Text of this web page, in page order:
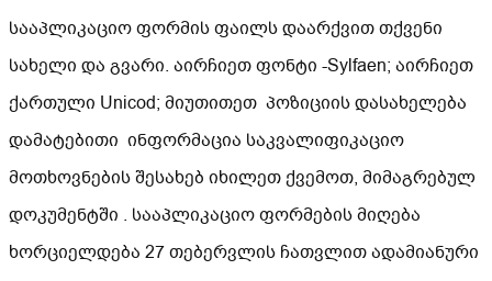
სააპლიკაციო ფორმის ფაილს დაარქვით თქვენი
სახელი და გვარი. აირჩიეთ ფონტი -Sylfaen; აირჩიეთ
ქართული Unicod; მიუთითეთ პოზიციის დასახელება
დამატებითი ინფორმაცია საკვალიფიკაციო
მოთხოვნების შესახებ იხილეთ ქვემოთ, მიმაგრებულ
დოკუმენტში . სააპლიკაციო ფორმების მიღება
ხორციელდება 27 თებერვლის ჩათვლით ადამიანური